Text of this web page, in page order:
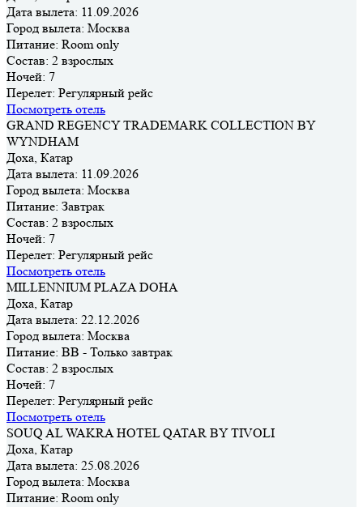
Дата вылета: 11.09.2026
Город вылета: Москва
Питание: Room only
Состав: 2 взрослых
Ночей: 7
Перелет: Регулярный рейс
Посмотреть отель
GRAND REGENCY TRADEMARK COLLECTION BY
WYNDHAM
Доха, Катар
Дата вылета: 11.09.2026
Город вылета: Москва
Питание: Завтрак
Состав: 2 взрослых
Ночей: 7
Перелет: Регулярный рейс
Посмотреть отель
MILLENNIUM PLAZA DOHA
Доха, Катар
Дата вылета: 22.12.2026
Город вылета: Москва
Питание: BB - Только завтрак
Состав: 2 взрослых
Ночей: 7
Перелет: Регулярный рейс
Посмотреть отель
SOUQ AL WAKRA HOTEL QATAR BY TIVOLI
Доха, Катар
Дата вылета: 25.08.2026
Город вылета: Москва
Питание: Room only